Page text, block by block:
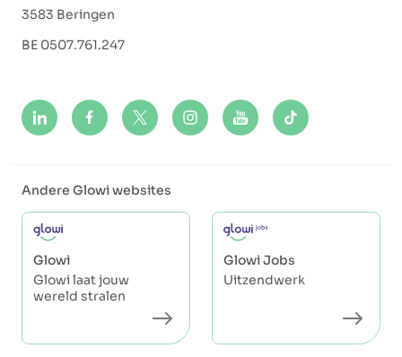
3583 Beringen
BE 0507.761.247
Andere Glowi websites
Glowi
Glowi laat jouw
wereld stralen
Glowi Jobs
Uitzendwerk